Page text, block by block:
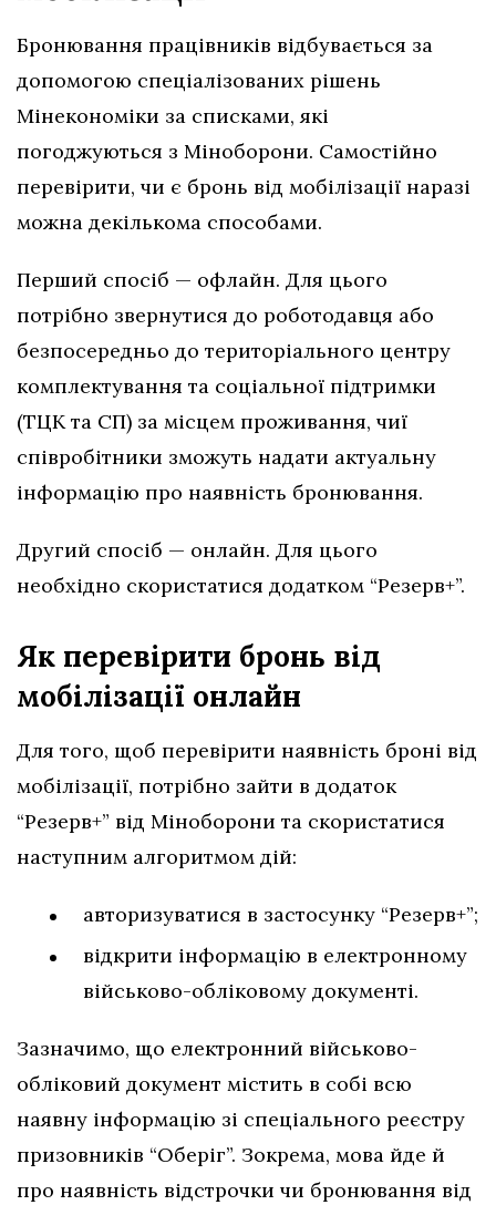
Бронювання працівників відбувається за
допомогою спеціалізованих рішень
Мінекономіки за списками, які
погоджуються з Міноборони. Самостійно
перевірити, чи є бронь від мобілізації наразі
можна декількома способами.
Перший спосіб — офлайн. Для цього
потрібно звернутися до роботодавця або
безпосередньо до територіального центру
комплектування та соціальної підтримки
(ТЦК та СП) за місцем проживання, чиї
співробітники зможуть надати актуальну
інформацію про наявність бронювання.
Другий спосіб — онлайн. Для цього
необхідно скористатися додатком “Резерв+”.
Як перевірити бронь від
мобілізації онлайн
Для того, щоб перевірити наявність броні від
мобілізації, потрібно зайти в додаток
“Резерв+” від Міноборони та скористатися
наступним алгоритмом дій:
авторизуватися в застосунку “Резерв+”;
відкрити інформацію в електронному
військово-обліковому документі.
Зазначимо, що електронний військово-
обліковий документ містить в собі всю
наявну інформацію зі спеціального реєстру
призовників “Оберіг”. Зокрема, мова йде й
про наявність відстрочки чи бронювання від